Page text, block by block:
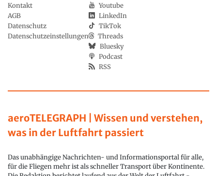
aeroTELEGRAPH | Wissen und verstehen,
was in der Luftfahrt passiert
Das unabhängige Nachrichten- und Informationsportal für alle,
für die Fliegen mehr ist als schneller Transport über Kontinente.
Kontakt
AGB
Datenschutz
Datenschutzeinstellungen
Youtube
LinkedIn
TikTok
Threads
Bluesky
Podcast
RSS